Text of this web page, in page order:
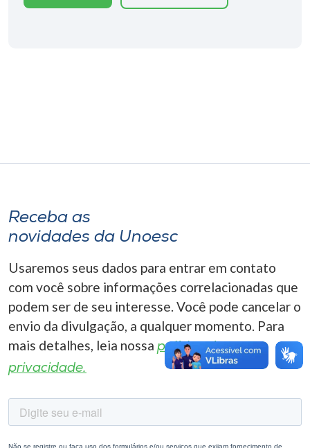
Editora
Selecione
o idioma
A+
Receba as
novidades da Unoesc
Usaremos seus dados para entrar em contato
com você sobre informações correlacionadas que
podem ser de seu interesse. Você pode cancelar o
envio da divulgação, a qualquer momento. Para
mais detalhes, leia nossa política de
privacidade.